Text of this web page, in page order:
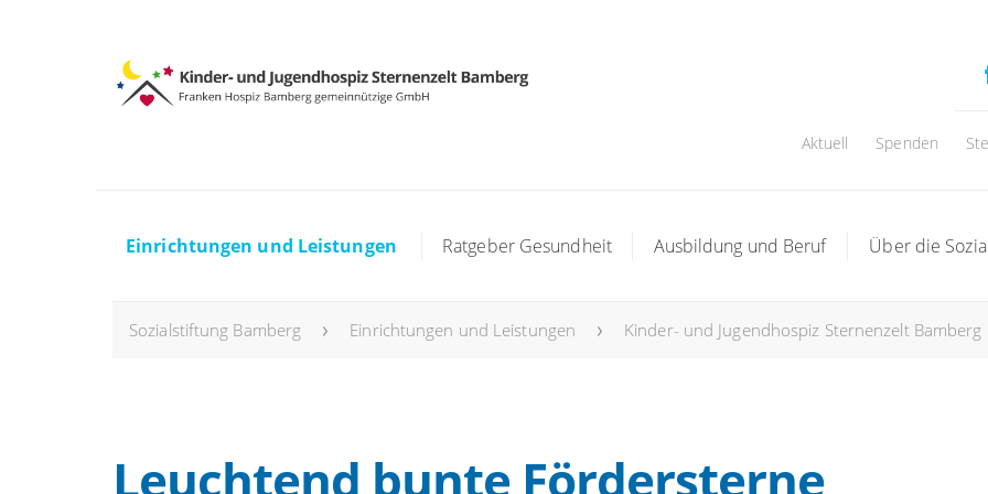
Aktuell Spenden
Einrichtungen und Leistungen Ratgeber Gesundheit Ausbildung und Beruf Über die
Sozialstiftung Bamberg Einrichtungen und Leistungen Kinder- und Jugendhospiz Sternenzelt Bamberg
Leuchtend bunte Fördersterne